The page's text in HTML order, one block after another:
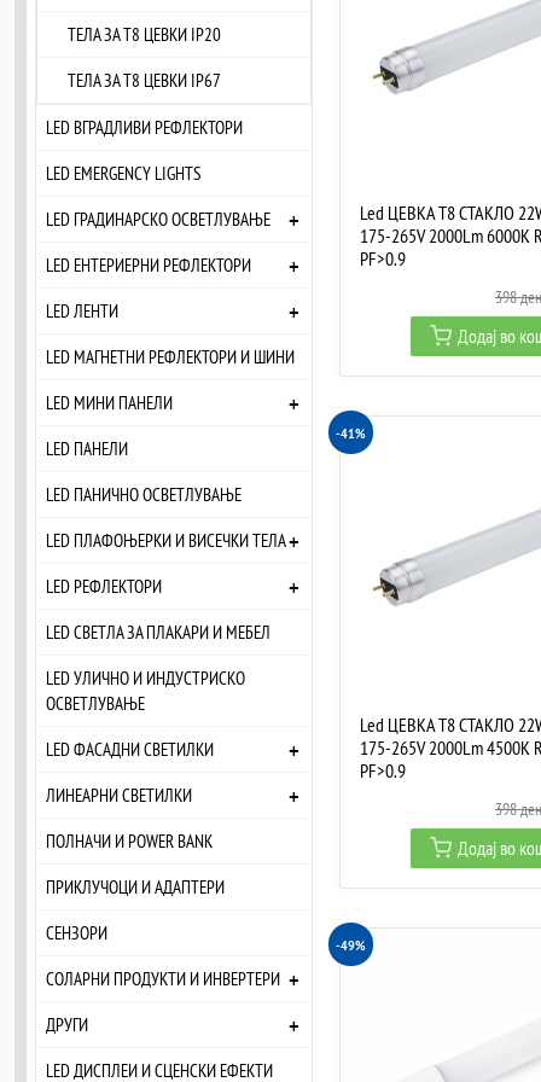
ТЕЛА ЗА Т8 ЦЕВКИ IP20
ТЕЛА ЗА Т8 ЦЕВКИ IP67
LED ВГРАДЛИВИ РЕФЛЕКТОРИ
LED EMERGENCY LIGHTS
LED ГРАДИНАРСКО ОСВЕТЛУВАЊЕ
+
LED ЕНТЕРИЕРНИ РЕФЛЕКТОРИ +
LED ЛЕНТИ +
LED МАГНЕТНИ РЕФЛЕКТОРИ И ШИНИ
LED МИНИ ПАНЕЛИ
+
LED ПАНЕЛИ
LED ПАНИЧНО ОСВЕТЛУВАЊЕ
LED ПЛАФОЊЕРКИ И ВИСЕЧКИ ТЕЛА+
LED РЕФЛЕКТОРИ +
LED СВЕТЛА ЗА ПЛАКАРИ И МЕБЕЛ
LED УЛИЧНО И ИНДУСТРИСКО
ОСВЕТЛУВАЊЕ
LED ФАСАДНИ СВЕТИЛКИ
+
ЛИНЕАРНИ СВЕТИЛКИ +
ПОЛНАЧИ И POWER BANK
ПРИКЛУЧОЦИ И АДАПТЕРИ
СЕНЗОРИ
СОЛАРНИ ПРОДУКТИ И ИНВЕРТЕРИ +
ДРУГИ +
LED ДИСПЛЕИ И СЦЕНСКИ ЕФЕКТИ
Led ЦЕВКА T8 СТАКЛО
175-265V 2000Lm 6000K
PF>0.9
398ден
Додај во
-41%
Led ЦЕВКА T8 СТАКЛО
175-265V 2000Lm 4500K
PF>0.9
398ден
Додај во
-49%